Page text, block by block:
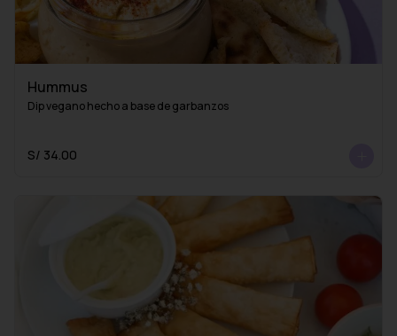
Hummus
Dip vegano hecho a base de garbanzos
S/ 34.00